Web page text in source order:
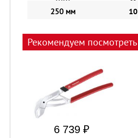
250 мм 10
Рекомендуем посмотреть
6 739 ₽